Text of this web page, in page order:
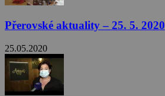
Přerovské aktuality – 25. 5. 2020
25.05.2020